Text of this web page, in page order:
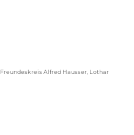
Freundeskreis Alfred Hausser, Lothar